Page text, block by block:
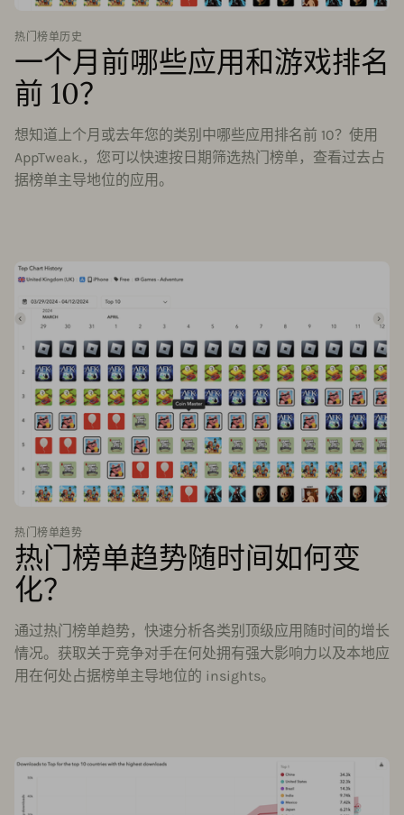
热门榜单历史
一个月前哪些应用和游戏排名
前 10？
想知道上个月或去年您的类别中哪些应用排名前 10？使用
AppTweak.，您可以快速按日期筛选热门榜单，查看过去占
据榜单主导地位的应用。
热门榜单趋势
热门榜单趋势随时间如何变
化？
通过热门榜单趋势，快速分析各类别顶级应用随时间的增长
情况。获取关于竞争对手在何处拥有强大影响力以及本地应
用在何处占据榜单主导地位的 insights。